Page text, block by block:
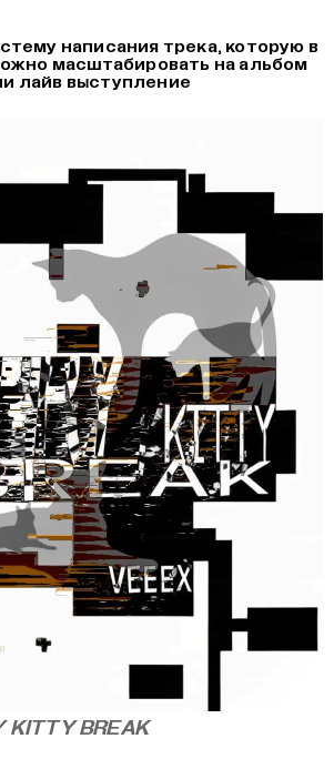
написания трека, которую в
масштабировать на альбом
лайв выступление
KITTY BREAK